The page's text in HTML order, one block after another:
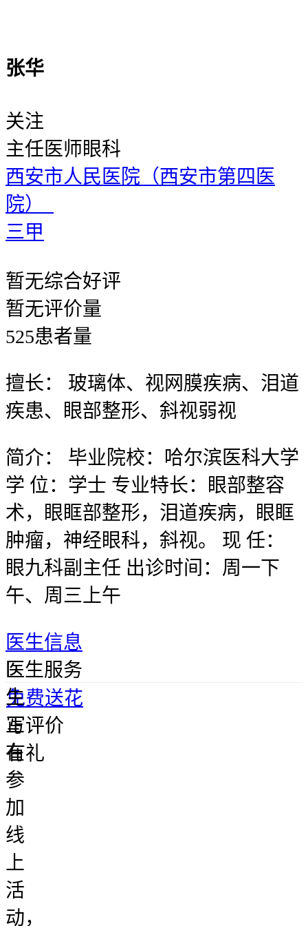
张华
关注
主任医师眼科
西安市人民医院（西安市第四医
院）
三甲
暂无综合好评
暂无评价量
525患者量
擅长：
玻璃体、视网膜疾病、泪道
疾患、眼部整形、斜视弱视
简介：
毕业院校：哈尔滨医科大学
学 位：学士 专业特长：眼部整容
术，眼眶部整形，泪道疾病，眼眶
肿瘤，神经眼科，斜视。 现 任：
眼九科副主任 出诊时间：周一下
午、周三上午
医生信息
医
生
正
在
参
加
线
上
活
动，
医生服务
免费送花
写评价
有礼